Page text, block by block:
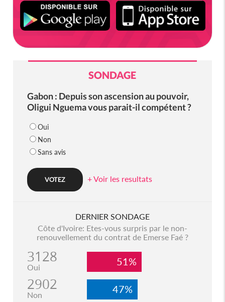
SONDAGE
Gabon : Depuis son ascension au pouvoir,
Oligui Nguema vous parait-il compétent ?
Oui
Non
Sans avis
+ Voir les resultats
DERNIER SONDAGE
Côte d'Ivoire: Etes-vous surpris par le non-
renouvellement du contrat de Emerse Faé ?
3128
Oui 51%
2902
Non 47%